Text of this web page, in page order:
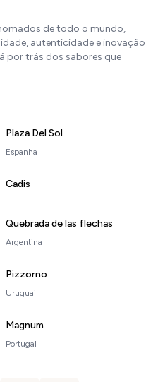
de todo o mundo,
autenticidade e inovação
por trás dos sabores que
Plaza Del Sol
Espanha
Cadis
Quebrada de las flechas
Argentina
Pizzorno
Uruguai
Magnum
Portugal